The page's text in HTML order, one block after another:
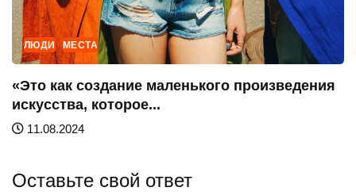
ЛЮДИ МЕСТА
«Это как создание маленького произведения
искусства, которое...
11.08.2024
Оставьте свой ответ